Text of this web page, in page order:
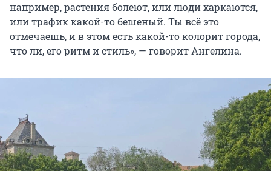
например, растения болеют, или люди харкаются,
или трафик какой-то бешеный. Ты всё это
отмечаешь, и в этом есть какой-то колорит города,
что ли, его ритм и стиль», — говорит Ангелина.